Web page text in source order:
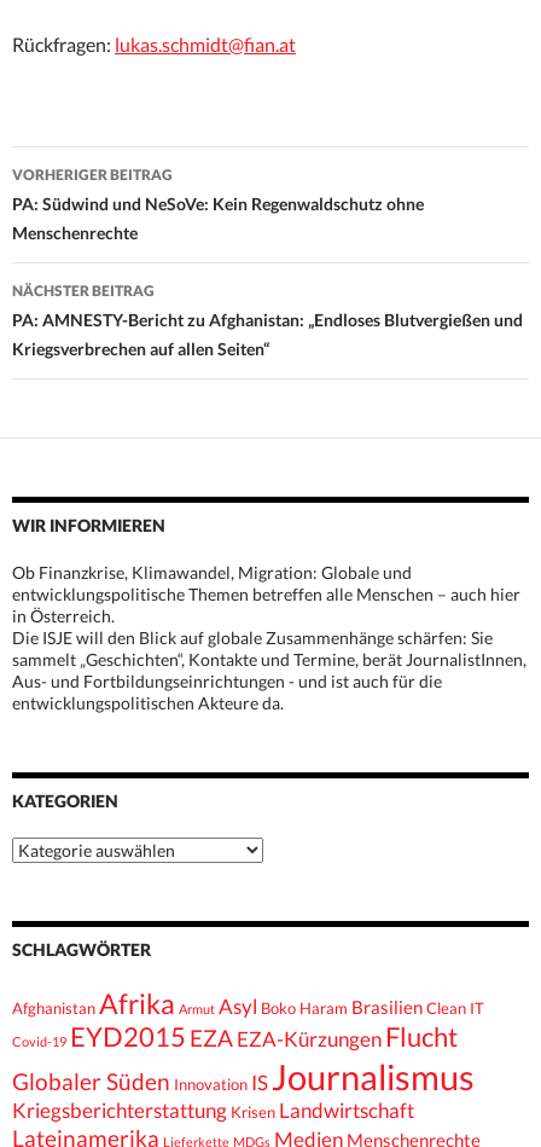
Rückfragen: lukas.schmidt@fian.at
Beitrags-
Navigation
VORHERIGER BEITRAG
PA: Südwind und NeSoVe: Kein Regenwaldschutz ohne
Menschenrechte
NÄCHSTER BEITRAG
PA: AMNESTY-Bericht zu Afghanistan: „Endloses Blutvergießen und
Kriegsverbrechen auf allen Seiten“
WIR INFORMIEREN
Ob Finanzkrise, Klimawandel, Migration: Globale und
entwicklungspolitische Themen betreffen alle Menschen – auch hier
in Österreich.
Die ISJE will den Blick auf globale Zusammenhänge schärfen: Sie
sammelt „Geschichten“, Kontakte und Termine, berät JournalistInnen,
Aus- und Fortbildungseinrichtungen - und ist auch für die
entwicklungspolitischen Akteure da.
KATEGORIEN
Kategorien
SCHLAGWÖRTER
AfghanistanAfrika Armut Asyl Boko Haram BrasilienClean IT
Covid-19 EYD2015 EZA EZA-Kürzungen Flucht
Globaler Süden Innovation IS Journalismus
Kriegsberichterstattung Krisen Landwirtschaft
Lateinamerika Lieferkette MDGs Medien Menschenrechte